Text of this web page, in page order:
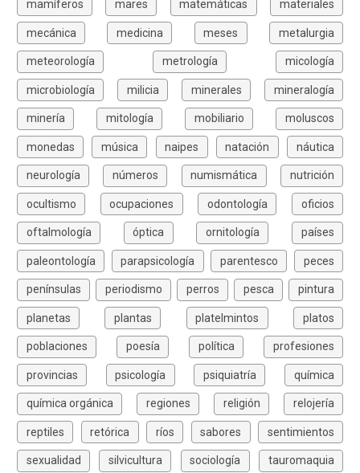
mamíferos mares matemáticas materiales
mecánica medicina meses metalurgia
meteorología metrología micología
microbiología milicia minerales mineralogía
minería mitología mobiliario moluscos
monedas música naipes natación náutica
neurología números numismática nutrición
ocultismo ocupaciones odontología oficios
oftalmología óptica ornitología países
paleontología parapsicología parentesco peces
penínsulas periodismo perros pesca pintura
planetas plantas platelmintos platos
poblaciones poesía política profesiones
provincias psicología psiquiatría química
química orgánica regiones religión relojería
reptiles retórica ríos sabores sentimientos
sexualidad silvicultura sociología tauromaquia